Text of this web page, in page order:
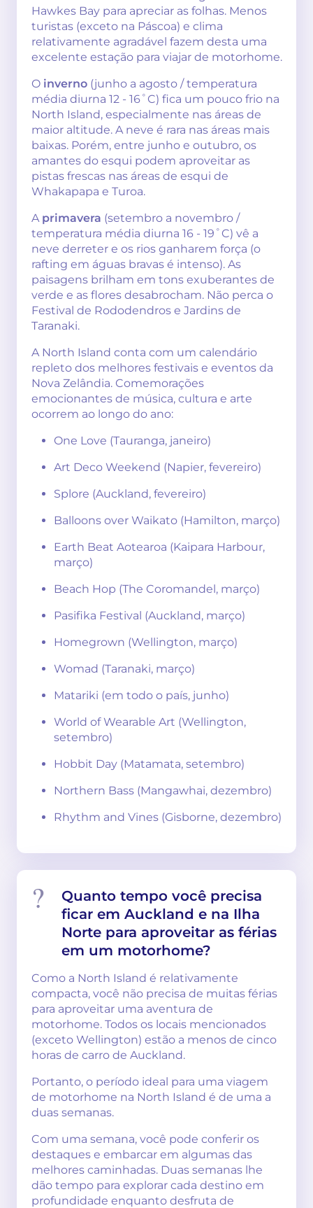
Hawkes Bay para apreciar as folhas. Menos
turistas (exceto na Páscoa) e clima
relativamente agradável fazem desta uma
excelente estação para viajar de motorhome.
O inverno (junho a agosto / temperatura
média diurna 12 - 16˚C) fica um pouco frio na
North Island, especialmente nas áreas de
maior altitude. A neve é rara nas áreas mais
baixas. Porém, entre junho e outubro, os
amantes do esqui podem aproveitar as
pistas frescas nas áreas de esqui de
Whakapapa e Turoa.
A primavera (setembro a novembro /
temperatura média diurna 16 - 19˚C) vê a
neve derreter e os rios ganharem força (o
rafting em águas bravas é intenso). As
paisagens brilham em tons exuberantes de
verde e as flores desabrocham. Não perca o
Festival de Rododendros e Jardins de
Taranaki.
A North Island conta com um calendário
repleto dos melhores festivais e eventos da
Nova Zelândia. Comemorações
emocionantes de música, cultura e arte
ocorrem ao longo do ano:
One Love (Tauranga, janeiro)
Art Deco Weekend (Napier, fevereiro)
Splore (Auckland, fevereiro)
Balloons over Waikato (Hamilton, março)
Earth Beat Aotearoa (Kaipara Harbour,
março)
Beach Hop (The Coromandel, março)
Pasifika Festival (Auckland, março)
Homegrown (Wellington, março)
Womad (Taranaki, março)
Matariki (em todo o país, junho)
World of Wearable Art (Wellington,
setembro)
Hobbit Day (Matamata, setembro)
Northern Bass (Mangawhai, dezembro)
Rhythm and Vines (Gisborne, dezembro)
Quanto tempo você precisa
ficar em Auckland e na Ilha
Norte para aproveitar as férias
em um motorhome?
Como a North Island é relativamente
compacta, você não precisa de muitas férias
para aproveitar uma aventura de
motorhome. Todos os locais mencionados
(exceto Wellington) estão a menos de cinco
horas de carro de Auckland.
Portanto, o período ideal para uma viagem
de motorhome na North Island é de uma a
duas semanas.
Com uma semana, você pode conferir os
destaques e embarcar em algumas das
melhores caminhadas. Duas semanas lhe
dão tempo para explorar cada destino em
profundidade enquanto desfruta de